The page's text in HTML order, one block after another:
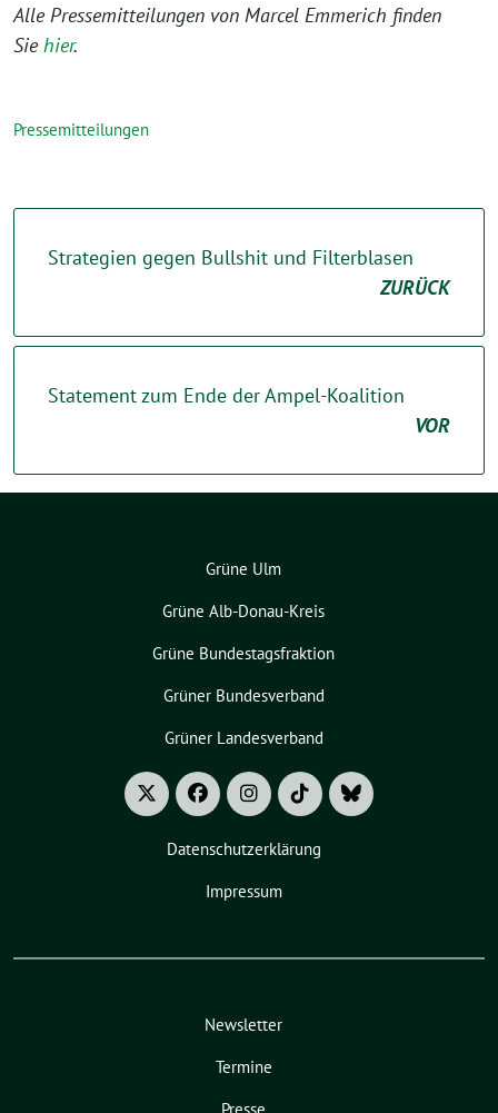
Alle Pressemitteilungen von Marcel Emmerich finden
Siehier.
Pressemitteilungen
Strategien gegen Bullshit und Filterblasen
ZURÜCK
Statement zum Ende der Ampel-Koalition
VOR
Grüne Ulm
Grüne Alb-Donau-Kreis
Grüne Bundestagsfraktion
Grüner Bundesverband
Grüner Landesverband
Datenschutzerklärung
Impressum
Newsletter
Termine
Presse